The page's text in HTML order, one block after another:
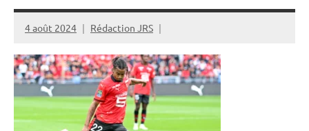
4 août 2024 Rédaction JRS